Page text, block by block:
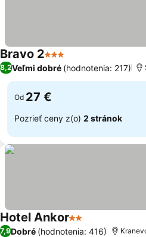
Bravo 23 Počet hviezdičiek
8,2Veľmi dobré (hodnotenia: 217)
Od 27 €
Pozrieť ceny z(o) 2 stránok
Hotel Ankor2 Počet
7,9Dobré (hodnotenia: 416)